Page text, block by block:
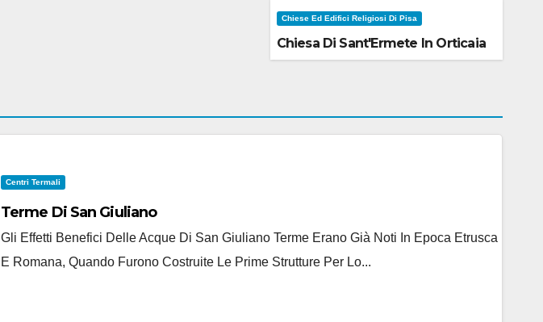
Chiese Ed Edifici Religiosi Di Pisa
Chiesa Di Sant'Ermete In Orticaia
Centri Termali
Terme Di San Giuliano
Gli Effetti Benefici Delle Acque Di San Giuliano Terme Erano Già Noti In Epoca Etrusca
E Romana, Quando Furono Costruite Le Prime Strutture Per Lo...